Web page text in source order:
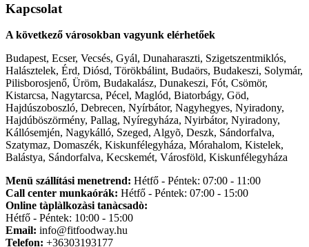
Kapcsolat
A következő városokban vagyunk elérhetőek
Budapest, Ecser, Vecsés, Gyál, Dunaharaszti, Szigetszentmiklós,
Halásztelek, Érd, Diósd, Törökbálint, Budaörs, Budakeszi, Solymár,
Pilisborosjenő, Üröm, Budakalász, Dunakeszi, Fót, Csömör,
Kistarcsa, Nagytarcsa, Pécel, Maglód, Biatorbágy, Göd,
Hajdúszoboszló, Debrecen, Nyírbátor, Nagyhegyes, Nyiradony,
Hajdúböszörmény, Pallag, Nyíregyháza, Nyirbátor, Nyiradony,
Kállósemjén, Nagykálló, Szeged, Algyõ, Deszk, Sándorfalva,
Szatymaz, Domaszék, Kiskunfélegyháza, Mórahalom, Kistelek,
Balástya, Sándorfalva, Kecskemét, Városföld, Kiskunfélegyháza
Menü szállítási menetrend: Hétfő - Péntek: 07:00 - 11:00
Call center munkaórák: Hétfő - Péntek: 07:00 - 15:00
Online tàplàlkozàsi tanàcsadò:
Hétfő - Péntek: 10:00 - 15:00
Email: info@fitfoodway.hu
Telefon: +36303193177